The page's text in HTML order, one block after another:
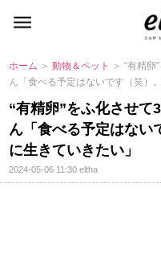
ホーム ＞動物＆ペット
＞ “有精
ん「食べる予定はないです（笑）
“有精卵”をふ化させ
ん「食べる予定はない
に生きていきたい」
2024-05-06 11:30eltha